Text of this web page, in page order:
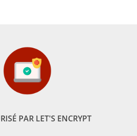
PAR LET'S ENCRYPT